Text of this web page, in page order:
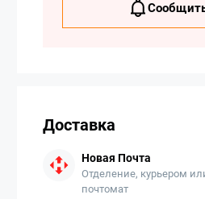
Доставка
Новая Почта
Отделение, курьером
почтомат